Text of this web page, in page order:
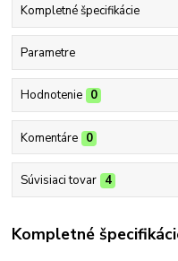
Kompletné špecifikácie
Parametre
Hodnotenie 0
Komentáre 0
Súvisiaci tovar 4
Kompletné